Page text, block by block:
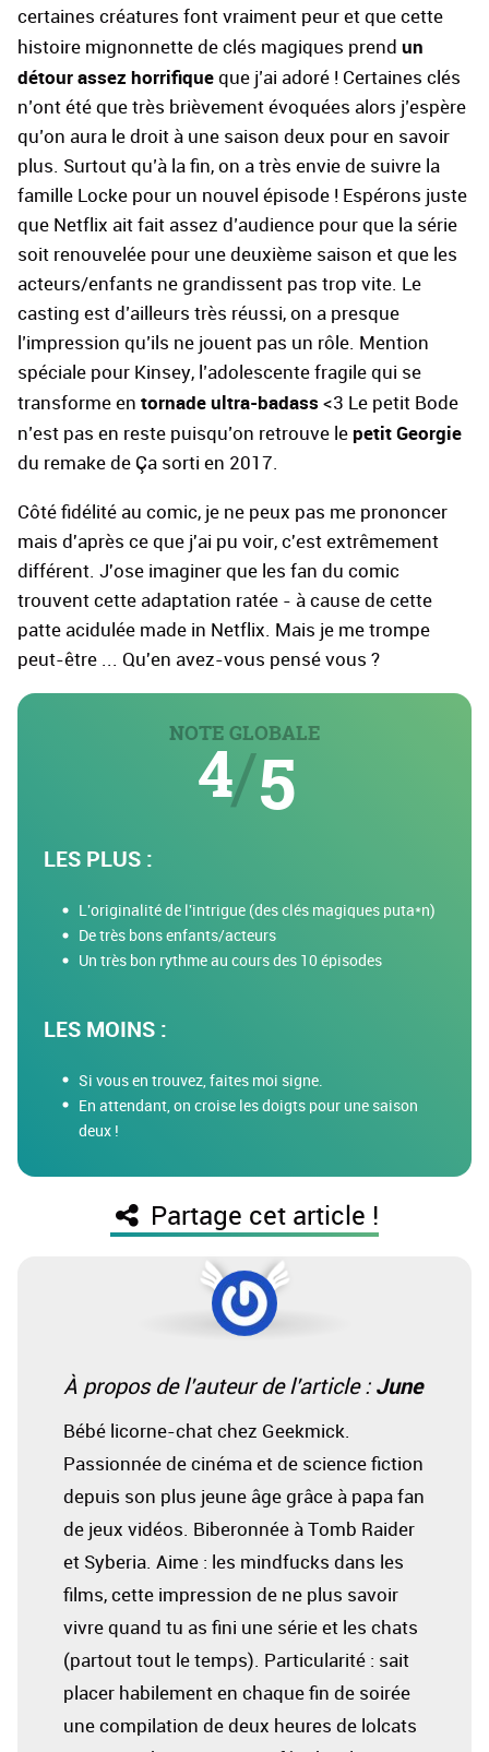
certaines créatures font vraiment peur et que cette
histoire mignonnette de clés magiques prend un
détour assez horrifique que j’ai adoré ! Certaines clés
n’ont été que très brièvement évoquées alors j’espère
qu’on aura le droit à une saison deux pour en savoir
plus. Surtout qu’à la fin, on a très envie de suivre la
famille Locke pour un nouvel épisode ! Espérons juste
que Netflix ait fait assez d’audience pour que la série
soit renouvelée pour une deuxième saison et que les
acteurs/enfants ne grandissent pas trop vite. Le
casting est d’ailleurs très réussi, on a presque
l’impression qu’ils ne jouent pas un rôle. Mention
spéciale pour Kinsey, l’adolescente fragile qui se
transforme en tornade ultra-badass <3 Le petit Bode
n’est pas en reste puisqu’on retrouve le petit Georgie
du remake de Ça sorti en 2017.
Côté fidélité au comic, je ne peux pas me prononcer
mais d'après ce que j'ai pu voir, c'est extrêmement
différent. J'ose imaginer que les fan du comic
trouvent cette adaptation ratée - à cause de cette
patte acidulée made in Netflix. Mais je me trompe
peut-être ... Qu'en avez-vous pensé vous ?
NOTE GLOBALE
4/5
LES PLUS :
L'originalité de l'intrigue (des clés magiques puta*n)
De très bons enfants/acteurs
Un très bon rythme au cours des 10 épisodes
LES MOINS :
Si vous en trouvez, faites moi signe.
En attendant, on croise les doigts pour une saison
deux !
Partage cet article !
À propos de l'auteur de l'article : June
Bébé licorne-chat chez Geekmick.
Passionnée de cinéma et de science fiction
depuis son plus jeune âge grâce à papa fan
de jeux vidéos. Biberonnée à Tomb Raider
et Syberia. Aime : les mindfucks dans les
films, cette impression de ne plus savoir
vivre quand tu as fini une série et les chats
(partout tout le temps). Particularité : sait
placer habilement en chaque fin de soirée
une compilation de deux heures de lolcats